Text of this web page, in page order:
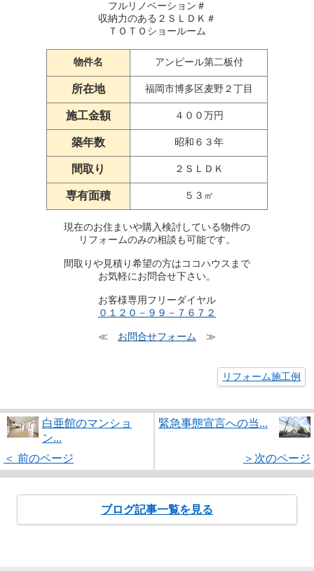
フルリノベーション＃
収納力のある２ＳＬＤＫ＃
ＴＯＴＯショールーム
物件名 アンピール第二板付
所在地 福岡市博多区麦野２丁目
施工金額 ４００万円
築年数 昭和６３年
間取り ２ＳＬＤＫ
専有面積 ５３㎡
現在のお住まいや購入検討している物件の
リフォームのみの相談も可能です。
間取りや見積り希望の方はココハウスまで
お気軽にお問合せ下さい。
お客様専用フリーダイヤル
０１２０－９９－７６７２
≪ お問合せフォーム ≫
リフォーム施工例
白亜館のマンショ
ン...
＜ 前のページ
緊急事態宣言への当...
＞次のページ
ブログ記事一覧を見る